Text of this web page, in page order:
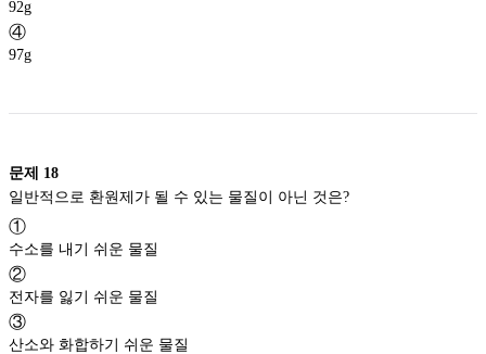
92g
④
97g
문제 18
①
수소를 내기 쉬운 물질
②
전자를 잃기 쉬운 물질
③
산소와 화합하기 쉬운 물질